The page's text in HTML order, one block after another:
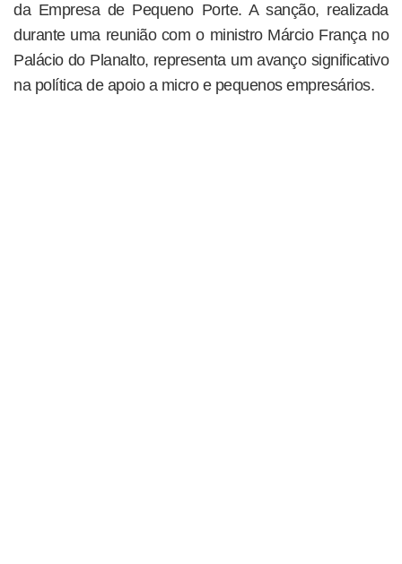
da Empresa de Pequeno Porte. A sanção, realizada
durante uma reunião com o ministro Márcio França no
Palácio do Planalto, representa um avanço significativo
na política de apoio a micro e pequenos empresários.